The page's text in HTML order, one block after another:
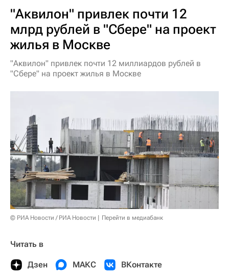
"Аквилон" привлек почти 12
млрд рублей в "Сбере" на проект
жилья в Москве
"Аквилон" привлек почти 12 миллиардов рублей в
"Сбере" на проект жилья в Москве
© РИА Новости / РИА Новости Перейти в медиабанк
Читать в
Дзен МАКС ВКонтакте